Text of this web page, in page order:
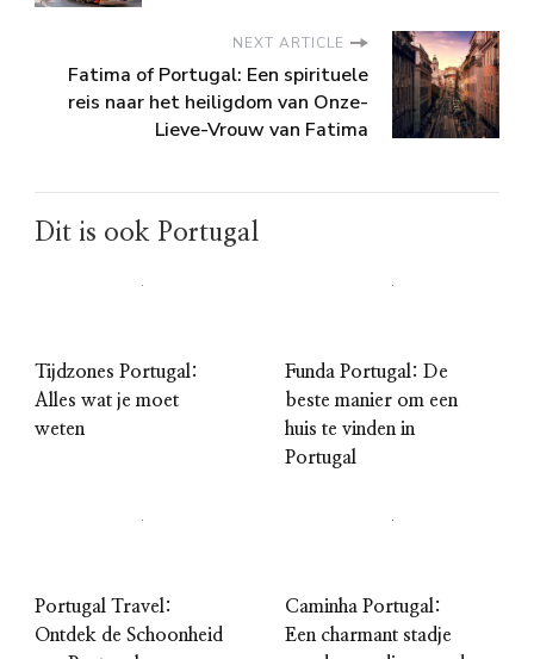
NEXT ARTICLE
Fatima of Portugal: Een spirituele
reis naar het heiligdom van Onze-
Lieve-Vrouw van Fatima
Dit is ook Portugal
Tijdzones Portugal:
Alles wat je moet
weten
Funda Portugal: De
beste manier om een
huis te vinden in
Portugal
Portugal Travel:
Ontdek de Schoonheid
Caminha Portugal:
Een charmant stadje